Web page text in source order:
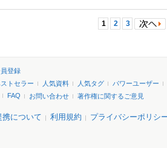
1 2 3
登録
トセラー 人気資料 人気タグ
パワーユーザー
FAQ お問い合わせ 著作権に関するご意見
携について 利用規約 プライバシーポリシ